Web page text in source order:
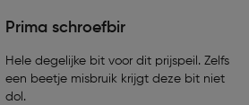
Prima schroefbir
Hele degelijke bit voor dit prijspeil. Zelfs
een beetje misbruik krijgt deze bit niet
dol.